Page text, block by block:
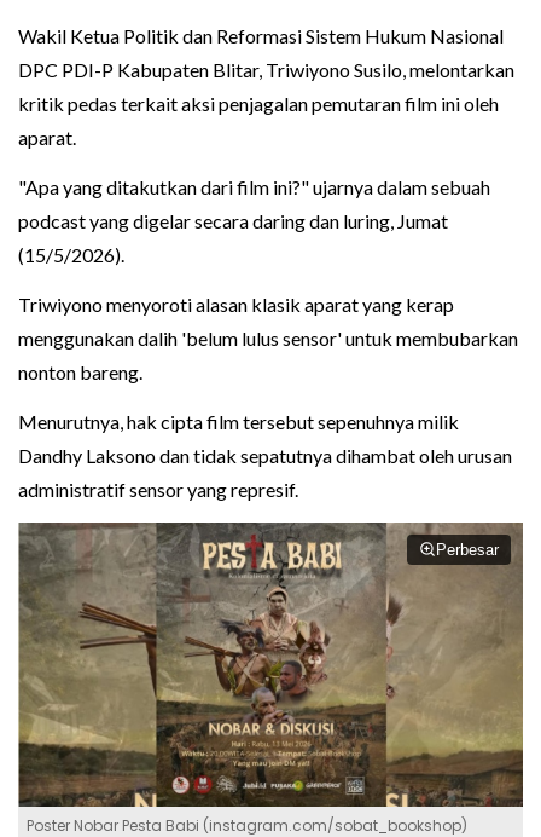
Wakil Ketua Politik dan Reformasi Sistem Hukum Nasional
DPC PDI-P Kabupaten Blitar, Triwiyono Susilo, melontarkan
kritik pedas terkait aksi penjagalan pemutaran film ini oleh
aparat.
"Apa yang ditakutkan dari film ini?" ujarnya dalam sebuah
podcast yang digelar secara daring dan luring, Jumat
(15/5/2026).
Triwiyono menyoroti alasan klasik aparat yang kerap
menggunakan dalih 'belum lulus sensor' untuk membubarkan
nonton bareng.
Menurutnya, hak cipta film tersebut sepenuhnya milik
Dandhy Laksono dan tidak sepatutnya dihambat oleh urusan
administratif sensor yang represif.
Perbesar
Poster Nobar Pesta Babi (instagram.com/sobat_bookshop)